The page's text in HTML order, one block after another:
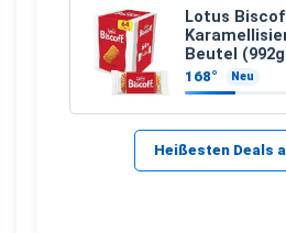
Lotus
Beutel
168° Neu
Heißesten Deals